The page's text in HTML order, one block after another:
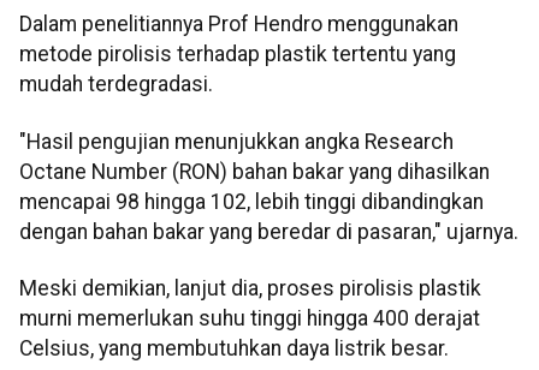
Dalam penelitiannya Prof Hendro menggunakan
metode pirolisis terhadap plastik tertentu yang
mudah terdegradasi.
"Hasil pengujian menunjukkan angka Research
Octane Number (RON) bahan bakar yang dihasilkan
mencapai 98 hingga 102, lebih tinggi dibandingkan
dengan bahan bakar yang beredar di pasaran," ujarnya.
Meski demikian, lanjut dia, proses pirolisis plastik
murni memerlukan suhu tinggi hingga 400 derajat
Celsius, yang membutuhkan daya listrik besar.